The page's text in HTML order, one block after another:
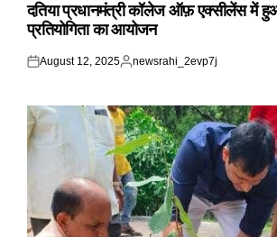
दतिया प्रधानमंत्री कॉलेज ऑफ़ एक्सीलेंस में
प्रतियोगिता का आयोजन
Posted
August 12, 2025
Posted
newsrahi_2evp7j